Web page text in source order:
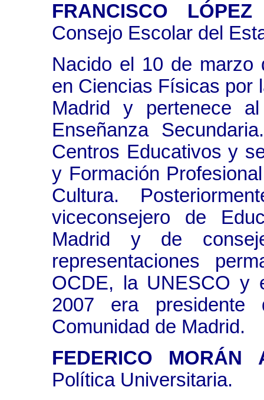
FRANCISCO
Consejo Escolar del
Nacido el 10 de marzo
en Ciencias Físicas por
Madrid y pertenece
Enseñanza
Centros Educativos y
y Formación
Cultura.
viceconsejero de
Madrid y de
representaciones
OCDE, la UNESCO y
2007 era
Comunidad de Madrid.
FEDERICO MORÁN
Política Universitaria.